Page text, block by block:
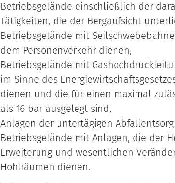
Betriebsgelände einschließlich der
Tätigkeiten, die der Bergaufsicht
Betriebsgelände mit
dem Personenverkehr dienen,
Betriebsgelände mit
im Sinne des
dienen und die für einen maximal
als 16 bar ausgelegt sind,
Anlagen der untertägigen
Betriebsgelände mit Anlagen, die der
Erweiterung und wesentlichen
Hohlräumen dienen.